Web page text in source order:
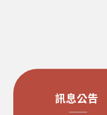
訊息公告